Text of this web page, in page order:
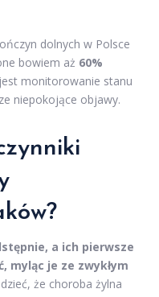
dolnych w Polsce
bowiem aż 60%
monitorowanie stanu
niepokojące objawy.
a ich pierwsze
myląc je ze zwykłym
że choroba żylna